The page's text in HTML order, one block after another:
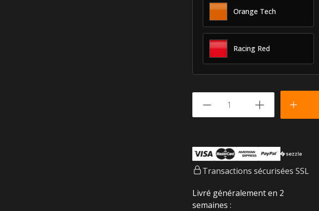
Orange Tech
Racing Red
Transactions sécurisées SSL
Livré généralement en 2
semaines :